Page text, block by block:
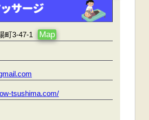
町3-47-1 Map
tsushima.com/